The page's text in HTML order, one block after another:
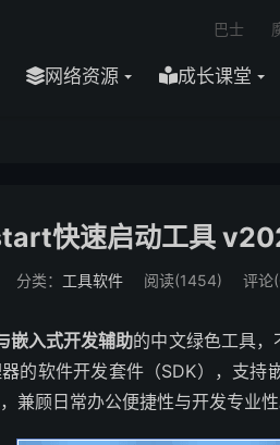
网络资源 成长课堂
巴士
快速启动工具
分类： 工具软件 阅读(1454) 评论
嵌入式开发辅助的中文绿色工具
的软件开发套件（SDK），支
兼顾日常办公便捷性与开发专业性